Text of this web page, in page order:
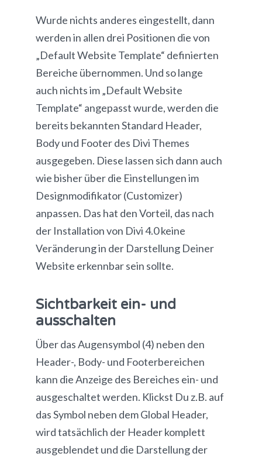
Wurde nichts anderes eingestellt, dann
werden in allen drei Positionen die von
„Default Website Template“ definierten
Bereiche übernommen. Und so lange
auch nichts im „Default Website
Template“ angepasst wurde, werden die
bereits bekannten Standard Header,
Body und Footer des Divi Themes
ausgegeben. Diese lassen sich dann auch
wie bisher über die Einstellungen im
Designmodifikator (Customizer)
anpassen. Das hat den Vorteil, das nach
der Installation von Divi 4.0 keine
Veränderung in der Darstellung Deiner
Website erkennbar sein sollte.
Sichtbarkeit ein- und
ausschalten
Über das Augensymbol (4) neben den
Header-, Body- und Footerbereichen
kann die Anzeige des Bereiches ein- und
ausgeschaltet werden. Klickst Du z.B. auf
das Symbol neben dem Global Header,
wird tatsächlich der Header komplett
ausgeblendet und die Darstellung der